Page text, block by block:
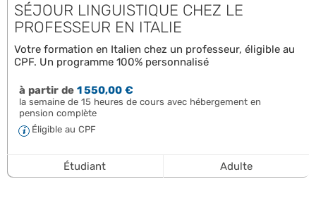
SÉJOUR LINGUISTIQUE CHEZ LE
PROFESSEUR EN ITALIE
Votre formation en Italien chez un professeur, éligible au
CPF. Un programme 100% personnalisé
à partir de1 550,00 €
la semaine de 15 heures de cours avec hébergement en
pension complète
Éligible au CPF
Étudiant Adulte